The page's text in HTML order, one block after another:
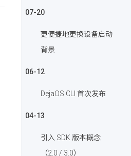
07-20
更便捷地更换设备启动
背景
06-12
DejaOS CLI 首次发布
04-13
引入 SDK 版本概念
（2.0 / 3.0）